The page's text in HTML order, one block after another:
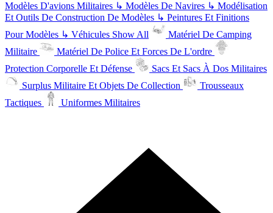
Modèles D'avions Militaires ↳ Modèles De Navires ↳ Modélisation
Et Outils De Construction De Modèles ↳ Peintures Et Finitions
Pour Modèles ↳ Véhicules Show All
Matériel De Camping
Militaire
Matériel De Police Et Forces De L'ordre
Protection Corporelle Et Défense
Sacs Et Sacs À Dos Militaires
Surplus Militaire Et Objets De Collection
Trousseaux
Tactiques
Uniformes Militaires